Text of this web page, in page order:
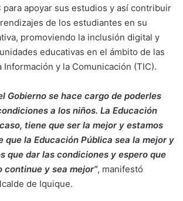
para apoyar sus estudios y así contribuir
de los estudiantes en su
promoviendo la inclusión digital y
educativas en el ámbito de las
Información y la Comunicación (TIC).
Gobierno se hace cargo de poderles
a los niños. La Educación
tiene que ser la mejor y estamos
que la Educación Pública sea la mejor y
que dar las condiciones y espero que
continue y sea mejor”, manifestó
de Iquique.